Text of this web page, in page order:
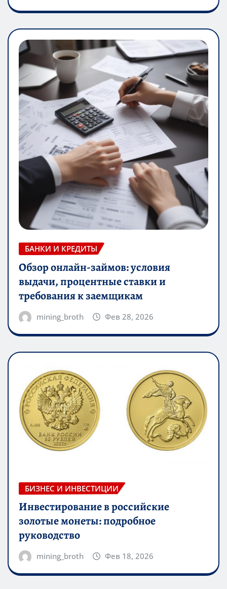
БАНКИ И КРЕДИТЫ
Обзор онлайн-займов: условия
выдачи, процентные ставки и
требования к заемщикам
mining_broth Фев 28, 2026
БИЗНЕС И ИНВЕСТИЦИИ
Инвестирование в российские
золотые монеты: подробное
руководство
mining_broth Фев 18, 2026